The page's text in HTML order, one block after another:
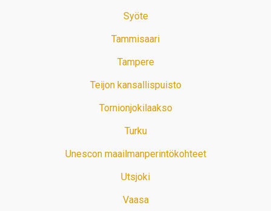
Syöte
Tammisaari
Tampere
Teijon kansallispuisto
Tornionjokilaakso
Turku
Unescon maailmanperintökohteet
Utsjoki
Vaasa